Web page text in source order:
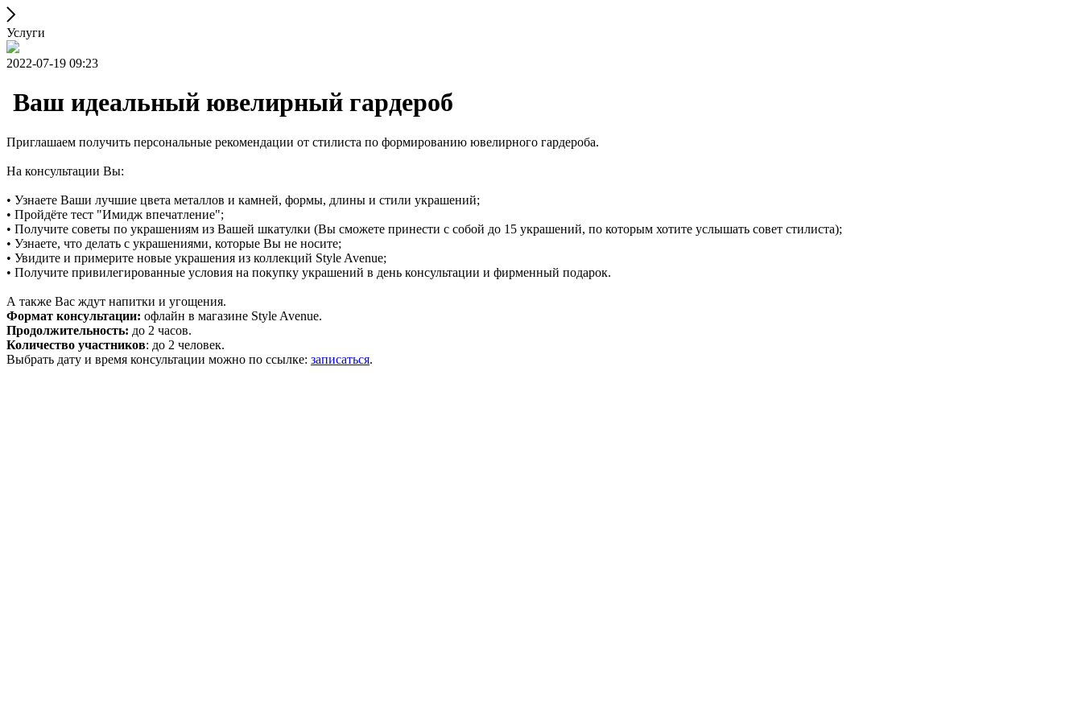
Услуги
2022-07-19 09:23
Ваш идеальный ювелирный гардероб
Приглашаем получить персональные рекомендации от стилиста по формированию ювелирного гардероба.
На консультации Вы:
• Узнаете Ваши лучшие цвета металлов и камней, формы, длины и стили украшений;
• Пройдёте тест "Имидж впечатление";
• Получите советы по украшениям из Вашей шкатулки (Вы сможете принести с собой до 15 украшений, по которым хотите услышать совет стилиста);
• Узнаете, что делать с украшениями, которые Вы не носите;
• Увидите и примерите новые украшения из коллекций Style Avenue;
• Получите привилегированные условия на покупку украшений в день консультации и фирменный подарок.
А также Вас ждут напитки и угощения.
Формат консультации: офлайн в магазине Style Avenue.
Продолжительность: до 2 часов.
Количество участников: до 2 человек.
Выбрать дату и время консультации можно по ссылке: записаться.